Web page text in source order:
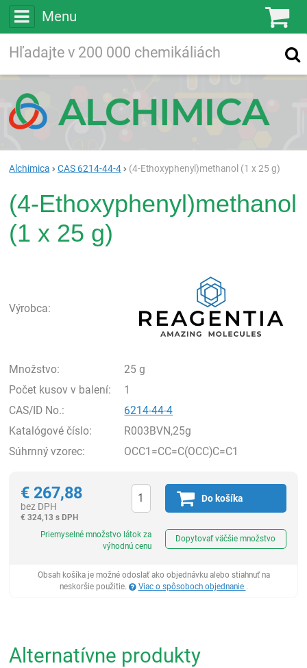
Menu
Vyhľadávanie
Alchimica CAS 6214-44-4 (4-Ethoxyphenyl)methanol (1 x 25 g)
(4-Ethoxyphenyl)methanol
(1 x 25 g)
Výrobca:
Množstvo:
25 g
Počet kusov v balení:
1
CAS/ID No.:
6214-44-4
Katalógové číslo:
R003BVN,25g
Súhrnný vzorec:
OCC1=CC=C(OCC)C=C1
€ 267,88
bez DPH
€ 324,13 s DPH
Do košíka
Priemyselné množstvo látok za
výhodnú cenu
Dopytovať väčšie množstvo
Obsah košíka je možné odoslať ako objednávku alebo stiahnuť na
neskoršie použitie.
Viac o spôsoboch objednanie .
Alternatívne produkty